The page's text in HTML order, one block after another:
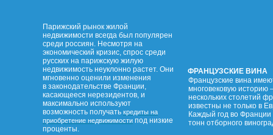
Парижский рынок жилой
недвижимости всегда был популярен
среди россиян. Несмотря на
экономический кризис, спрос среди
русских на парижскую жилую
недвижимость неуклонно растет. Они
мгновенно оценили изменения
в законодательстве Франции,
касающееся нерезидентов, и
максимально используют
возможность получать кредиты на
приобретение недвижимости под низкие
проценты.
ФРАНЦУЗСКИЕ ВИНА
Французские вина
многовековую историю
нескольких столетий
известны не только в
Каждый год во
тонн отборного